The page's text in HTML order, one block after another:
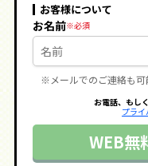
お客様について
お名前
※メールでのご連絡も可
お電話、もし
プラ
WEB無